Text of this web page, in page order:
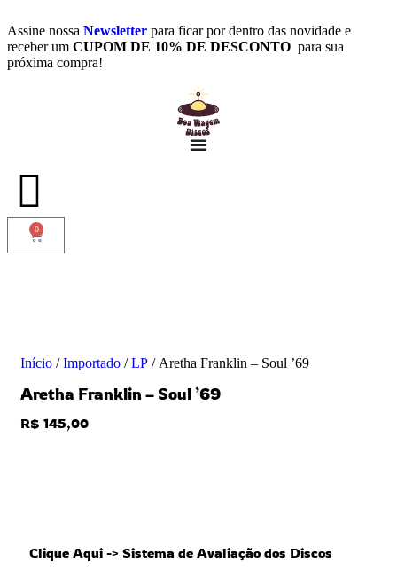
Assine nossa Newsletter para ficar por dentro das novidade e
receber um CUPOM DE 10% DE DESCONTO para sua
próxima compra!
0
Início /Importado /LP / Aretha Franklin – Soul ’69
Aretha Franklin – Soul ’69
R$ 145,00
Clique Aqui -> Sistema de Avaliação dos Discos